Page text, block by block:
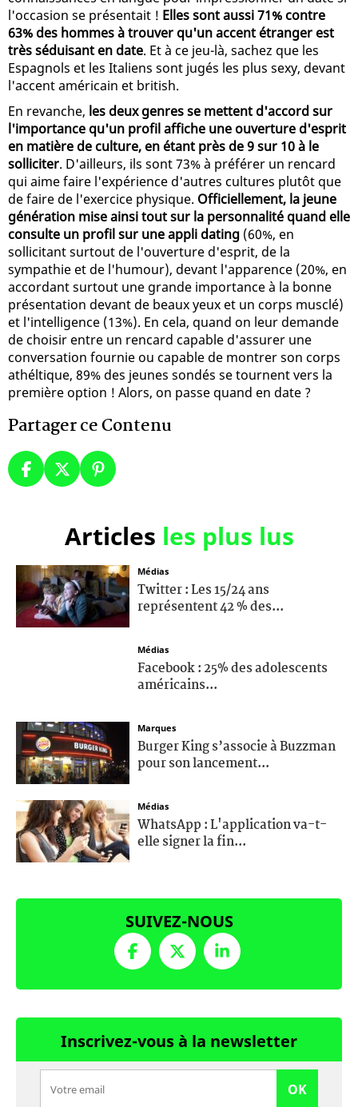
l'occasion se présentait ! Elles sont aussi 71% contre
63% des hommes à trouver qu'un accent étranger est
très séduisant en date. Et à ce jeu-là, sachez que les
Espagnols et les Italiens sont jugés les plus sexy, devant
l'accent américain et british.
En revanche, les deux genres se mettent d'accord sur
l'importance qu'un profil affiche une ouverture d'esprit
en matière de culture, en étant près de 9 sur 10 à le
solliciter. D'ailleurs, ils sont 73% à préférer un rencard
qui aime faire l'expérience d'autres cultures plutôt que
de faire de l'exercice physique. Officiellement, la jeune
génération mise ainsi tout sur la personnalité quand elle
consulte un profil sur une appli dating (60%, en
sollicitant surtout de l'ouverture d'esprit, de la
sympathie et de l'humour), devant l'apparence (20%, en
accordant surtout une grande importance à la bonne
présentation devant de beaux yeux et un corps musclé)
et l'intelligence (13%). En cela, quand on leur demande
de choisir entre un rencard capable d'assurer une
conversation fournie ou capable de montrer son corps
athéltique, 89% des jeunes sondés se tournent vers la
première option ! Alors, on passe quand en date ?
Partager ce Contenu
Articles les plus lus
Médias
Twitter : Les 15/24 ans
représentent 42 % des...
Médias
Facebook : 25% des adolescents
américains...
Marques
Burger King s’associe à Buzzman
pour son lancement...
Médias
WhatsApp : L'application va-t-
elle signer la fin...
SUIVEZ-NOUS
Inscrivez-vous à la newsletter
OK